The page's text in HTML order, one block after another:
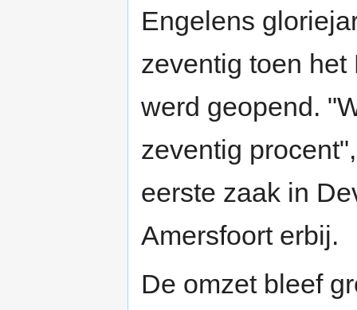
Engelens
zeventig toen
werd geopend.
zeventig
eerste zaak in
Amersfoort erbij.
De omzet bleef